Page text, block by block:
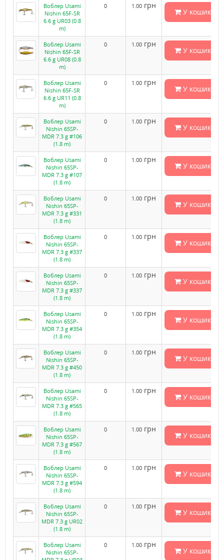
Воблер Usami
Nishin 65F-SR
6.6 g UR03 (0.8
m)
0 1.00 грн
У кошик
Воблер Usami
Nishin 65F-SR
6.6 g UR08 (0.8
m)
0 1.00 грн
У кошик
Воблер Usami
Nishin 65F-SR
6.6 g UR11 (0.8
m)
0 1.00 грн
У кошик
Воблер Usami
Nishin 65SP-
MDR 7.3 g #106
(1.8 m)
0 1.00 грн
У кошик
Воблер Usami
Nishin 65SP-
MDR 7.3 g #107
(1.8 m)
0 1.00 грн
У кошик
Воблер Usami
Nishin 65SP-
MDR 7.3 g #331
(1.8 m)
0 1.00 грн
У кошик
Воблер Usami
Nishin 65SP-
MDR 7.3 g #337
(1.8 m)
0 1.00 грн
У кошик
Воблер Usami
Nishin 65SP-
MDR 7.3 g #337
(1.8 m)
0 1.00 грн
У кошик
Воблер Usami
Nishin 65SP-
MDR 7.3 g #354
(1.8 m)
0 1.00 грн
У кошик
Воблер Usami
Nishin 65SP-
MDR 7.3 g #450
(1.8 m)
0 1.00 грн
У кошик
Воблер Usami
Nishin 65SP-
MDR 7.3 g #565
(1.8 m)
0 1.00 грн
У кошик
Воблер Usami
Nishin 65SP-
MDR 7.3 g #567
(1.8 m)
0 1.00 грн
У кошик
Воблер Usami
Nishin 65SP-
MDR 7.3 g #594
(1.8 m)
0 1.00 грн
У кошик
Воблер Usami
Nishin 65SP-
MDR 7.3 g UR02
(1.8 m)
0 1.00 грн
У кошик
Воблер Usami
Nishin 65SP-
0 1.00 грн
У кошик